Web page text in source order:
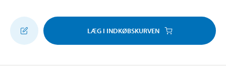
LÆG I INDKØBSKURVEN